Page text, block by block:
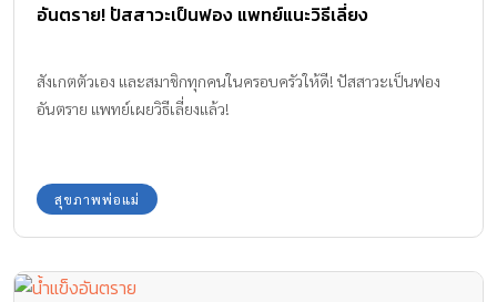
อันตราย! ปัสสาวะเป็นฟอง แพทย์แนะวิธีเลี่ยง
สังเกตตัวเอง และสมาชิกทุกคนในครอบครัวให้ดี! ปัสสาวะเป็นฟอง
อันตราย แพทย์เผยวิธีเลี่ยงแล้ว!
สุขภาพพ่อแม่